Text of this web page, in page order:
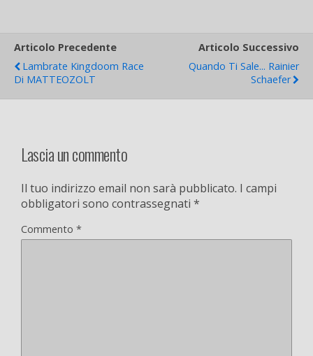
Articolo Precedente
Lambrate Kingdoom Race
Di MATTEOZOLT
Articolo Successivo
Quando Ti Sale... Rainier
Schaefer
Lascia un commento
Il tuo indirizzo email non sarà pubblicato. I campi
obbligatori sono contrassegnati *
Commento *